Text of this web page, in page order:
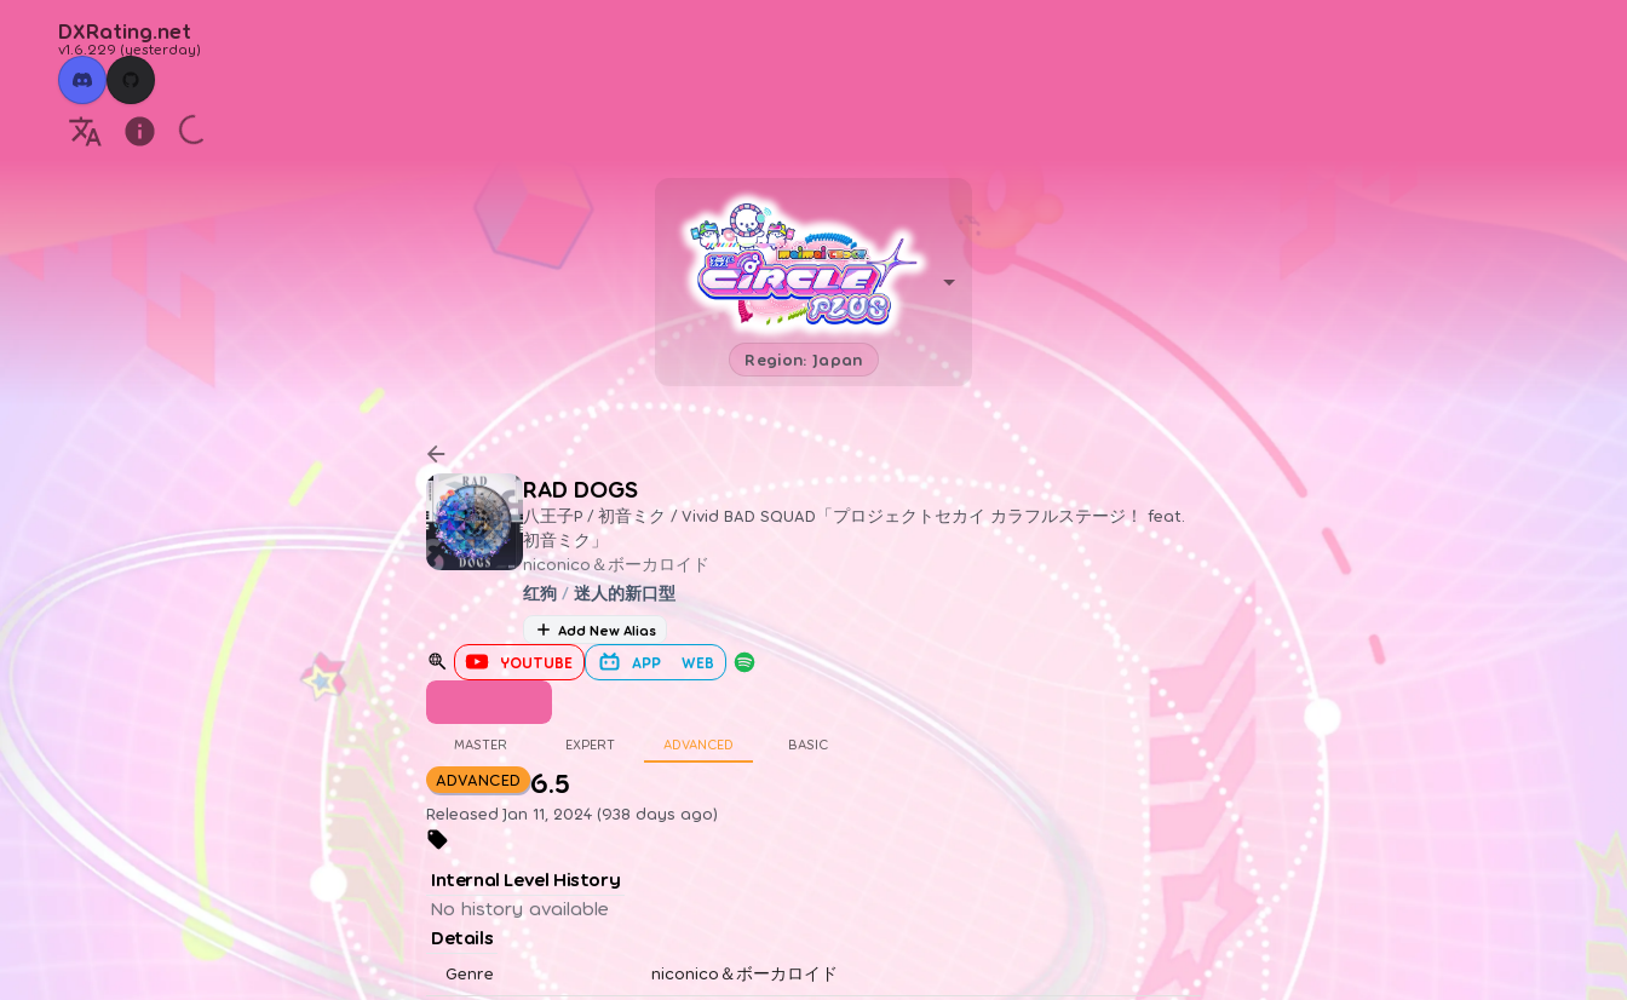
DXRating.net
v1.6.229 (yesterday)
Region: Japan
RAD DOGS
八王子P / 初音ミク / Vivid BAD SQUAD「プロジェクトセカイ カラフルステージ！ feat.
初音ミク」
niconico＆ボーカロイド
红狗 / 迷人的新口型
Add New Alias
YOUTUBE APP WEB
MASTER EXPERT ADVANCED BASIC
ADVANCED 6.5
Released Jan 11, 2024 (938 days ago)
Internal Level History
No history available
Details
Genre niconico＆ボーカロイド